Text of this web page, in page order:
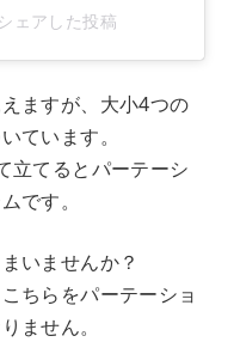
ェアした投稿
ますが、大小4つの
ています。
立てるとパーテーシ
です。
いませんか？
ちらをパーテーショ
ません。